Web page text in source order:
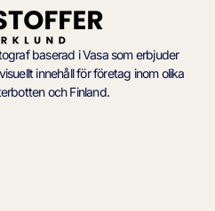
baserad i Vasa som erbjuder
innehåll för företag inom olika
och Finland.